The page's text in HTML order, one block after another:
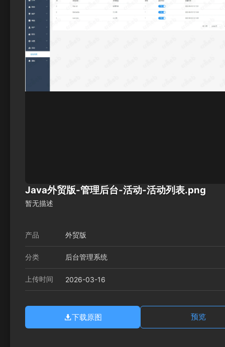
Java外贸版-管理后台-活动-活动列表.png
暂无描述
产品 外贸版
分类 后台管理系统
上传时间 2026-03-16
下载原图 预览